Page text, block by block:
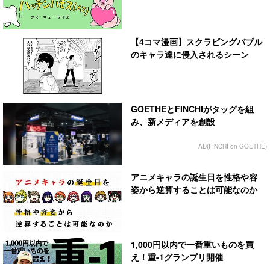
【4コマ漫画】スクラビングバブル
のキャラ達に侵入されるシーン
GOETHEとFINCHIがタッグを組
み、新メディアを創設
AD(FINCHI on GOETHE)
アニメキャラの誕生日を性格や容
姿から逆算することは可能なのか
1,000円以内で一番重いものを買
え！重-1グランプリ開催